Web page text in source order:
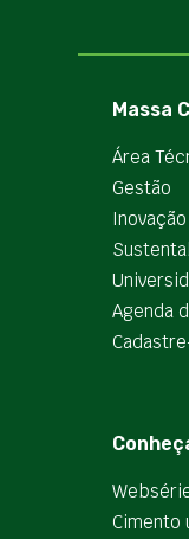
Massa
Área
Gestão
Inovação
Agenda
Cimento